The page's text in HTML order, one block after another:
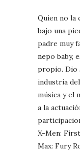
Quien no la
bajo una
padre muy
nepo baby,
propio. Dio
industria
música y el
a la
X-Men:
Max: Fury